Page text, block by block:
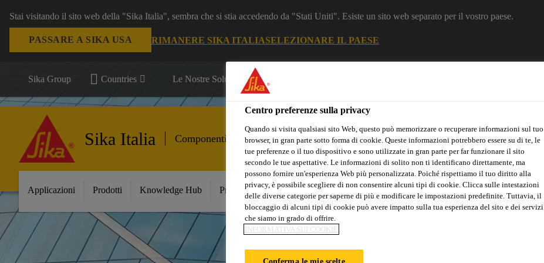
Stai visitando il sito web della "Sika Italia", sembra che si stia accedendo da "Stati Uniti". Esiste un sito web separato per il vostro paese.
PASSARE A SIKA USA RIMANERE SIKA ITALIASELEZIONARE IL PAESE
Sika Group Countries Le Nostre Soluzioni
Sika Italia Componenti per le Costruzioni
Applicazioni Prodotti Knowledge Hub Principali Innovazioni Referenze Globali Servizi Eventi Downloads
Centro preferenze sulla privacy
Quando si visita qualsiasi sito Web, questo può memorizzare o recuperare informazioni sul tuo
browser, in gran parte sotto forma di cookie. Queste informazioni potrebbero essere su di te, le
tue preferenze o il tuo dispositivo e sono utilizzate in gran parte per far funzionare il sito
secondo le tue aspettative. Le informazioni di solito non ti identificano direttamente, ma
possono fornire un'esperienza Web più personalizzata. Poiché rispettiamo il tuo diritto alla
privacy, è possibile scegliere di non consentire alcuni tipi di cookie. Clicca sulle intestazioni
delle diverse categorie per saperne di più e modificare le impostazioni predefinite. Tuttavia, il
bloccaggio di alcuni tipi di cookie può avere impatto sulla tua esperienza del sito e dei servizi
che siamo in grado di offrire.
INFORMATIVA SUI COOKIE